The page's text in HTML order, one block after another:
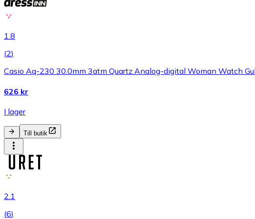
1.8
(2)
Casio Aq-230 30.0mm 3atm Quartz Analog-digital Woman Watch
626 kr
I lager
Till butik
2.1
(6)